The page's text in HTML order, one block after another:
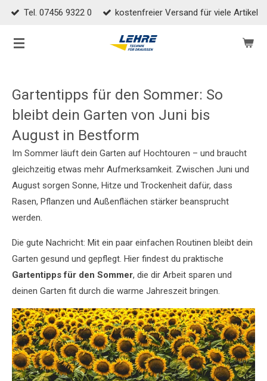
Zum
springen
Tel. 07456 9322 0 kostenfreier Versand für viele Artikel
Gartentipps für den Sommer: So
bleibt dein Garten von Juni bis
August in Bestform
Im Sommer läuft dein Garten auf Hochtouren – und braucht
gleichzeitig etwas mehr Aufmerksamkeit. Zwischen Juni und
August sorgen Sonne, Hitze und Trockenheit dafür, dass
Rasen, Pflanzen und Außenflächen stärker beansprucht
werden.
Die gute Nachricht: Mit ein paar einfachen Routinen bleibt dein
Garten gesund und gepflegt. Hier findest du praktische
Gartentipps für den Sommer, die dir Arbeit sparen und
deinen Garten fit durch die warme Jahreszeit bringen.